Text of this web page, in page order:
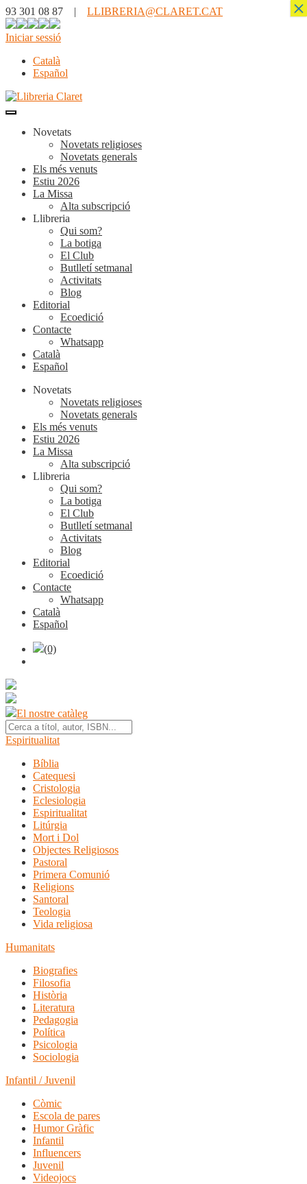
93 301 08 87 | LLIBRERIA@CLARET.CAT
Iniciar sessió
Català
Español
Novetats
Novetats religioses
Novetats generals
Els més venuts
Estiu 2026
La Missa
Alta subscripció
Llibreria
Qui som?
La botiga
El Club
Butlletí setmanal
Activitats
Blog
Editorial
Ecoedició
Contacte
Whatsapp
Català
Español
Novetats
Novetats religioses
Novetats generals
Els més venuts
Estiu 2026
La Missa
Alta subscripció
Llibreria
Qui som?
La botiga
El Club
Butlletí setmanal
Activitats
Blog
Editorial
Ecoedició
Contacte
Whatsapp
Català
Español
(0)
El nostre catàleg
Espiritualitat
Bíblia
Catequesi
Cristologia
Eclesiologia
Espiritualitat
Litúrgia
Mort i Dol
Objectes Religiosos
Pastoral
Primera Comunió
Religions
Santoral
Teologia
Vida religiosa
Humanitats
Biografies
Filosofia
Història
Literatura
Pedagogia
Política
Psicologia
Sociologia
Infantil / Juvenil
Còmic
Escola de pares
Humor Gràfic
Infantil
Influencers
Juvenil
Videojocs
×